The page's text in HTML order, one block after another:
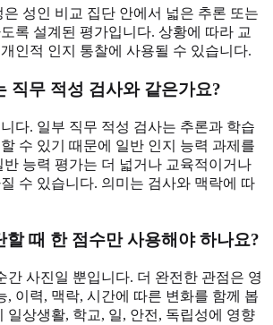
성인 비교 집단 안에서 넓은 추론 또는
록 설계된 평가입니다. 상황에 따라 교
인적 인지 통찰에 사용될 수 있습니다.
직무 적성 검사와 같은가요?
다. 일부 직무 적성 검사는 추론과 학습
수 있기 때문에 일반 인지 능력 과제를
반 능력 평가는 더 넓거나 교육적이거나
수 있습니다. 의미는 검사와 맥락에 따
할 때 한 점수만 사용해야 하나요?
간 사진일 뿐입니다. 더 완전한 관점은 영
, 이력, 맥락, 시간에 따른 변화를 함께 봅
일상생활, 학교, 일, 안전, 독립성에 영향